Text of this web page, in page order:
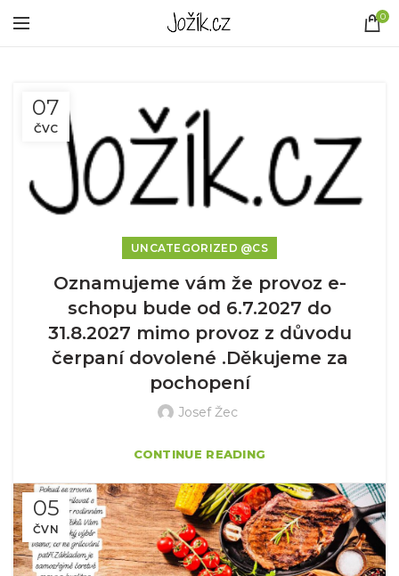
0
07
ČVC
UNCATEGORIZED @CS
Oznamujeme vám že provoz e-
schopu bude od 6.7.2027 do
31.8.2027 mimo provoz z důvodu
čerpaní dovolené .Děkujeme za
pochopení
Josef Žec
CONTINUE READING
05
ČVN